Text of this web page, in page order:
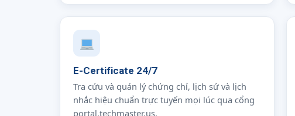
E-Certificate 24/7
Tra cứu và quản lý chứng chỉ, lịch sử và lịch
nhắc hiệu chuẩn trực tuyến mọi lúc qua cổng
portal.techmaster.us.